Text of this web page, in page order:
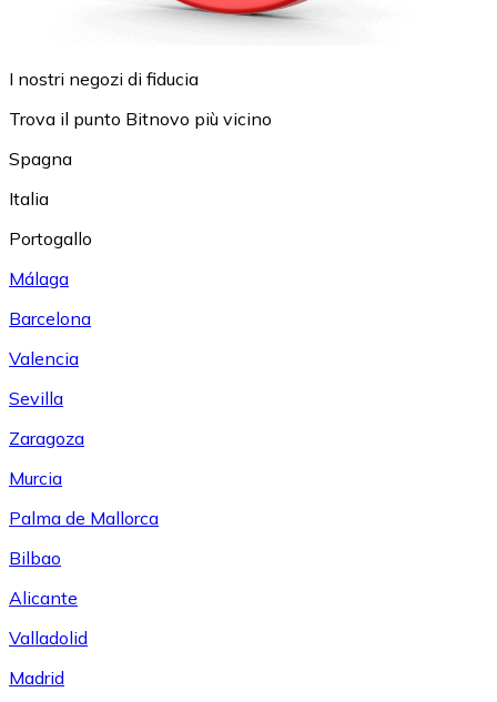
I nostri negozi di fiducia
Trova il punto Bitnovo più vicino
Spagna
Italia
Portogallo
Málaga
Barcelona
Valencia
Sevilla
Zaragoza
Murcia
Palma de Mallorca
Bilbao
Alicante
Valladolid
Madrid